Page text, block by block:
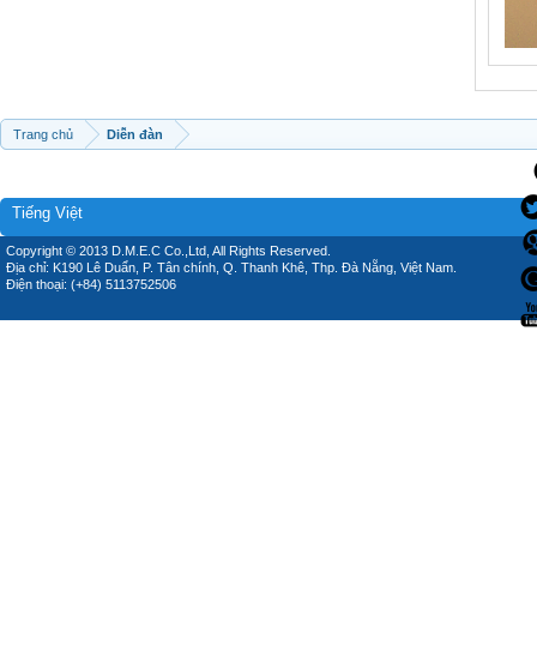
Trang chủ Diễn đàn
Tiếng Việt
Copyright © 2013 D.M.E.C Co.,Ltd, All Rights Reserved.
Địa chỉ: K190 Lê Duẩn, P. Tân chính, Q. Thanh Khê, Thp. Đà Nẵng, Việt Nam.
Điện thoại: (+84) 5113752506